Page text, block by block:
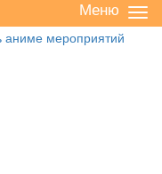
/
Меню